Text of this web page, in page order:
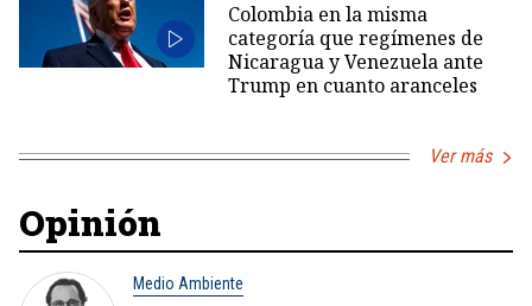
Colombia en la misma
categoría que regímenes de
Nicaragua y Venezuela ante
Trump en cuanto aranceles
Ver más
Opinión
Medio Ambiente